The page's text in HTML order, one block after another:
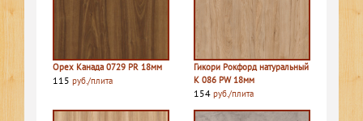
Орех Канада 0729 PR 18мм
115 руб./плита
Гикори Рокфорд натуральный
K 086 PW 18мм
154 руб./плита